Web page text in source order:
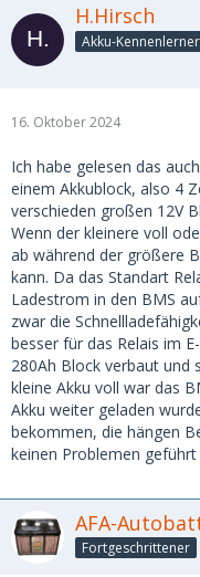
H.Hirsch
Akku-Kennenlerner
16. Oktober 2024
Ich habe gelesen das
einem Akkublock, also 4
verschieden großen 12V
Wenn der kleinere voll
ab während der größere
kann. Da das Standart
Ladestrom in den BMS
zwar die
besser für das Relais im
280Ah Block verbaut und
kleine Akku voll war das
Akku weiter geladen
bekommen, die hängen
keinen Problemen geführt
AFA-
Fortgeschrittener